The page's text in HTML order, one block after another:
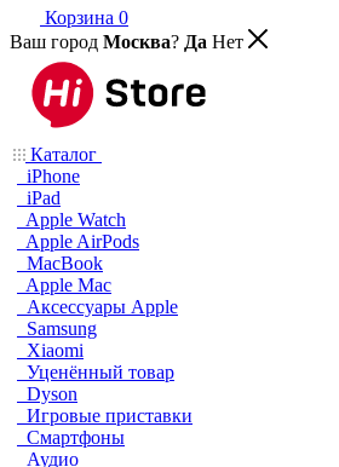
Корзина 0
Ваш город Москва? Да Нет
Каталог
iPhone
iPad
Apple Watch
Apple AirPods
MacBook
Apple Mac
Аксессуары Apple
Samsung
Xiaomi
Уценённый товар
Dyson
Игровые приставки
Смартфоны
Аудио